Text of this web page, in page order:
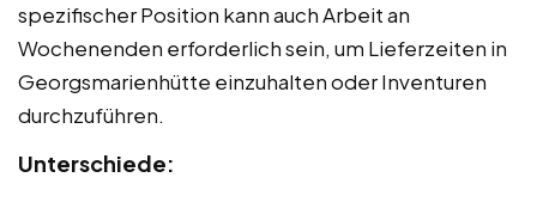
spezifischer Position kann auch Arbeit an
Wochenenden erforderlich sein, um Lieferzeiten in
Georgsmarienhütte einzuhalten oder Inventuren
durchzuführen.
Unterschiede: